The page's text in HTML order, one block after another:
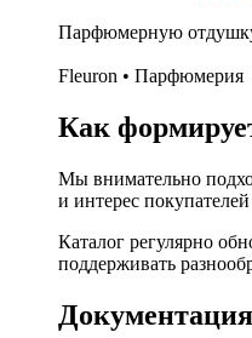
Парфюмерную
Fleuron • Парфюмерия
Как
Мы внимательно
и интерес
Каталог регулярно
поддерживать